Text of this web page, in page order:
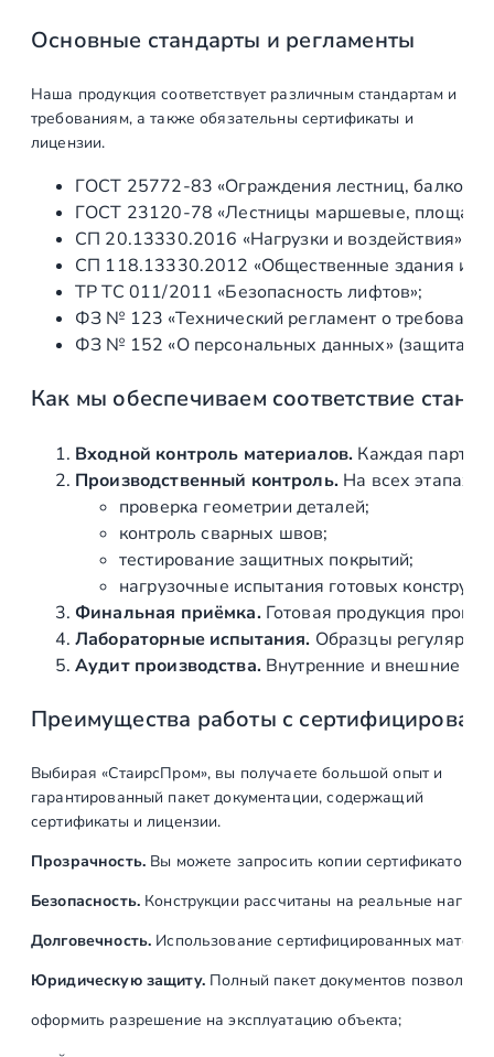
я
о
у
о
л
ь
н
г
р
0
х
1
м
,
н
е
а
ю
Основные стандарты и регламенты
Наша продукция соответствует различным стандартам и
требованиям, а также обязательны сертификаты и
лицензии.
ГОСТ 25772‑83 «Ограждения лестниц,
ГОСТ 23120‑78 «Лестницы маршевые,
СП 20.13330.2016 «Нагрузки и воздействия»
СП 118.13330.2012 «Общественные здания и
ТР ТС 011/2011 «Безопасность лифтов»;
ФЗ № 123 «Технический регламент о
ФЗ № 152 «О персональных данных» (защита
Как мы обеспечиваем соответствие
Входной контроль материалов. Каждая партия
Производственный контроль.На всех этапах
проверка геометрии деталей;
контроль сварных швов;
тестирование защитных покрытий;
нагрузочные испытания готовых
Финальная приёмка.Готовая продукция
Лабораторные испытания. Образцы регулярно
Аудит производства.Внутренние и внешние
Преимущества работы с
Выбирая «СтаирсПром», вы получаете большой опыт и
гарантированный пакет документации, содержащий
сертификаты и лицензии.
Прозрачность.Вы можете запросить копии сертификатов
Безопасность.Конструкции рассчитаны на реальные
Долговечность. Использование сертифицированных
Юридическую защиту.Полный пакет документов позволяет:
оформить разрешение на эксплуатацию объекта;